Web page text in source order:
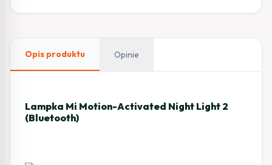
Opis produktu Opinie
Lampka Mi Motion-Activated Night Light 2
(Bluetooth)